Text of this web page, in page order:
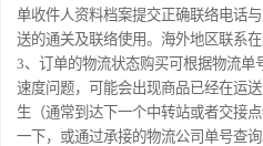
单收件人资料档案提交正确联络电话
送的通关及联络使用。海外地区联系在
3、订单的物流状态购买可根据物流
速度问题，可能会出现商品已经在运
生（通常到达下一个中转站或者交接
一下，或通过承接的物流公司单号查询